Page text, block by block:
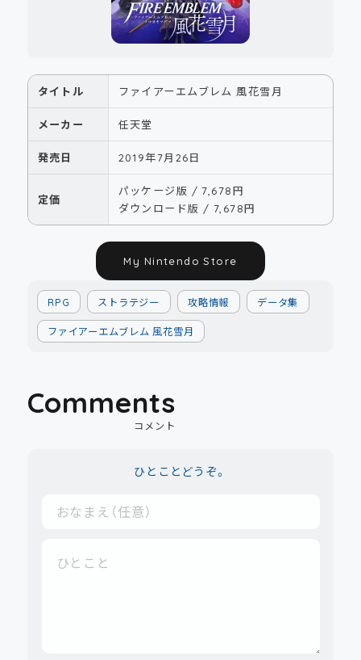
タイトル ファイアーエムブレム 風花雪月
メーカー 任天堂
発売日 2019年7月26日
定価
パッケージ版 / 7,678円
ダウンロード版 / 7,678円
My Nintendo Store
RPG ストラテジー 攻略情報 データ集
ファイアーエムブレム 風花雪月
Comments
コメント
ひとことどうぞ。